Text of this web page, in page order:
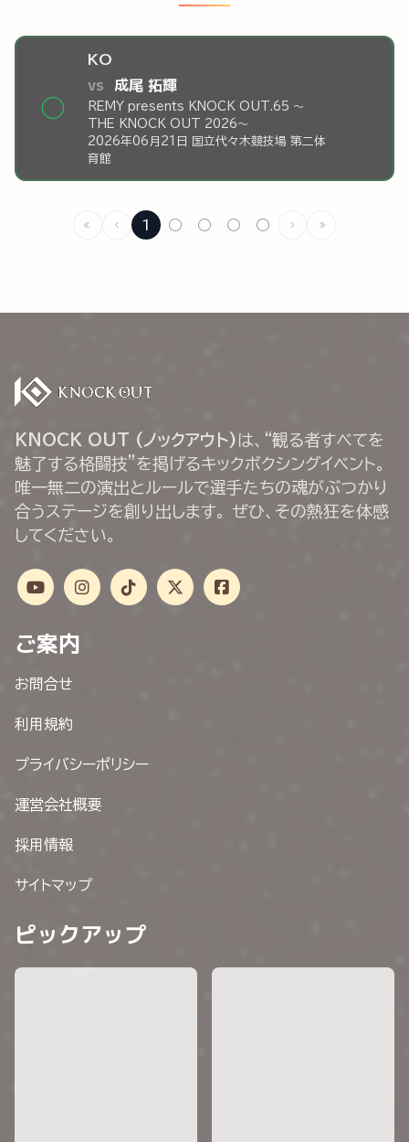
◯
KO
vs 成尾 拓輝
REMY presents KNOCK OUT.65 ～
THE KNOCK OUT 2026～
2026年06月21日 国立代々木競技場 第二体
育館
1 ○ ○ ○ ○
KNOCK OUT (ノックアウト) は、“観る者すべてを
魅了する格闘技”を掲げるキックボクシングイベント。
唯一無二の演出とルールで選手たちの魂がぶつかり
合うステージを創り出します。 ぜひ、その熱狂を体感
してください。
ご案内
お問合せ
利用規約
プライバシーポリシー
運営会社概要
採用情報
サイトマップ
ピックアップ